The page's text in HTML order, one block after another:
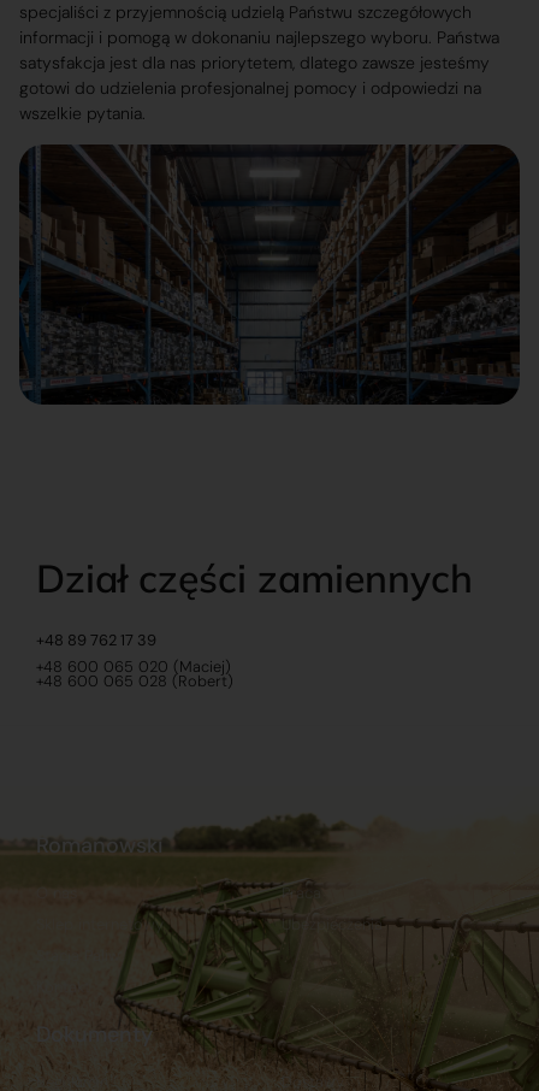
specjaliści z przyjemnością udzielą Państwu szczegółowych
informacji i pomogą w dokonaniu najlepszego wyboru. Państwa
satysfakcja jest dla nas priorytetem, dlatego zawsze jesteśmy
gotowi do udzielenia profesjonalnej pomocy i odpowiedzi na
wszelkie pytania.
Dział części zamiennych
+48 89 762 17 39
+48 600 065 020 (Maciej)
+48 600 065 028 (Robert)
Dokumenty
Regulamin Dostawy
Romanowski
Sklep internetowy
Praca
Ubezpieczenia